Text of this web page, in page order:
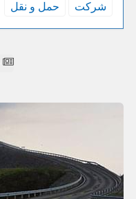
شركت
حمل و نقل